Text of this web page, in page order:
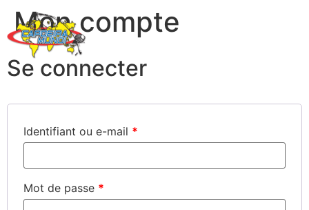
Mon compte
Se connecter
Identifiant ou e-mail *
Mot de passe *